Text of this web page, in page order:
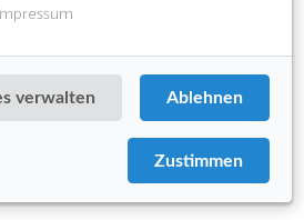
verwalten Ablehnen
Zustimmen